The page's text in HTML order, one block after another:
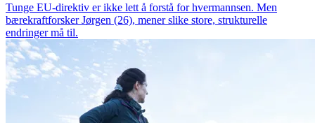
Tunge EU-direktiv er ikke lett å forstå for hvermannsen. Men
bærekraftforsker Jørgen (26), mener slike store, strukturelle
endringer må til.